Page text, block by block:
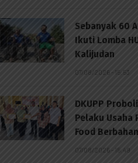
Sebanyak 60
Ikuti Lomba
Kalijudan
07/08/2026 - 15:53
DKUPP
Pelaku Usaha
Food
07/08/2026 - 15:49